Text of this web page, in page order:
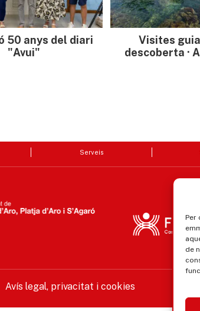
Per
de
50 anys del diari
"Avui"
Visites
descoberta ·
Serveis
Avís legal, privacitat i cookies